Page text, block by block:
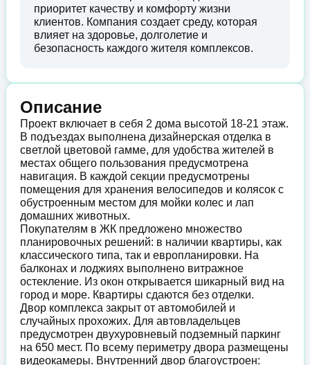
приоритет качеству и комфорту жизни
клиентов. Компания создает среду, которая
влияет на здоровье, долголетие и
безопасность каждого жителя комплексов.
Описание
Проект включает в себя 2 дома высотой 18-21 этаж.
В подъездах выполнена дизайнерская отделка в
светлой цветовой гамме, для удобства жителей в
местах общего пользования предусмотрена
навигация. В каждой секции предусмотрены
помещения для хранения велосипедов и колясок с
обустроенным местом для мойки колес и лап
домашних животных.
Покупателям в ЖК предложено множество
планировочных решений: в наличии квартиры, как
классического типа, так и европланировки. На
балконах и лоджиях выполнено витражное
остекление. Из окон открывается шикарный вид на
город и море. Квартиры сдаются без отделки.
Двор комплекса закрыт от автомобилей и
случайных прохожих. Для автовладельцев
предусмотрен двухуровневый подземный паркинг
на 650 мест. По всему периметру двора размещены
видеокамеры. Внутренний двор благоустроен: